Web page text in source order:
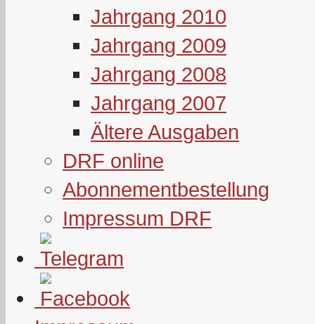
Jahrgang 2010
Jahrgang 2009
Jahrgang 2008
Jahrgang 2007
Ältere Ausgaben
DRF online
Abonnementbestellung
Impressum DRF